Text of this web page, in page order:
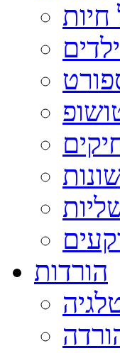
הורדות